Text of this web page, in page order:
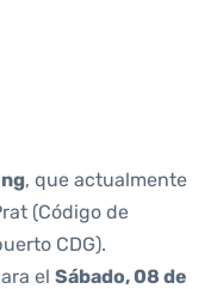
, que actualmente
(Código de
CDG).
el Sábado, 08 de